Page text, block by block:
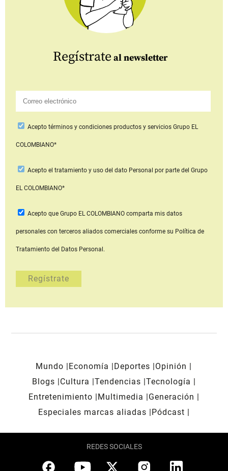
Regístrate al newsletter
Aceptotérminos y condiciones productos y serviciosGrupo EL
COLOMBIANO*
Acepto el tratamiento y uso del dato Personal por parte del Grupo
EL COLOMBIANO*
Acepto que Grupo EL COLOMBIANOcomparta mis datos
personales con terceros aliados comerciales conforme su Política de
Tratamiento del Datos Personal.
Mundo Economía Deportes
Opinión
Blogs
Cultura Tendencias Tecnología
Entretenimiento
Multimedia
Generación
Especiales marcas aliadas
Pódcast
REDES SOCIALES